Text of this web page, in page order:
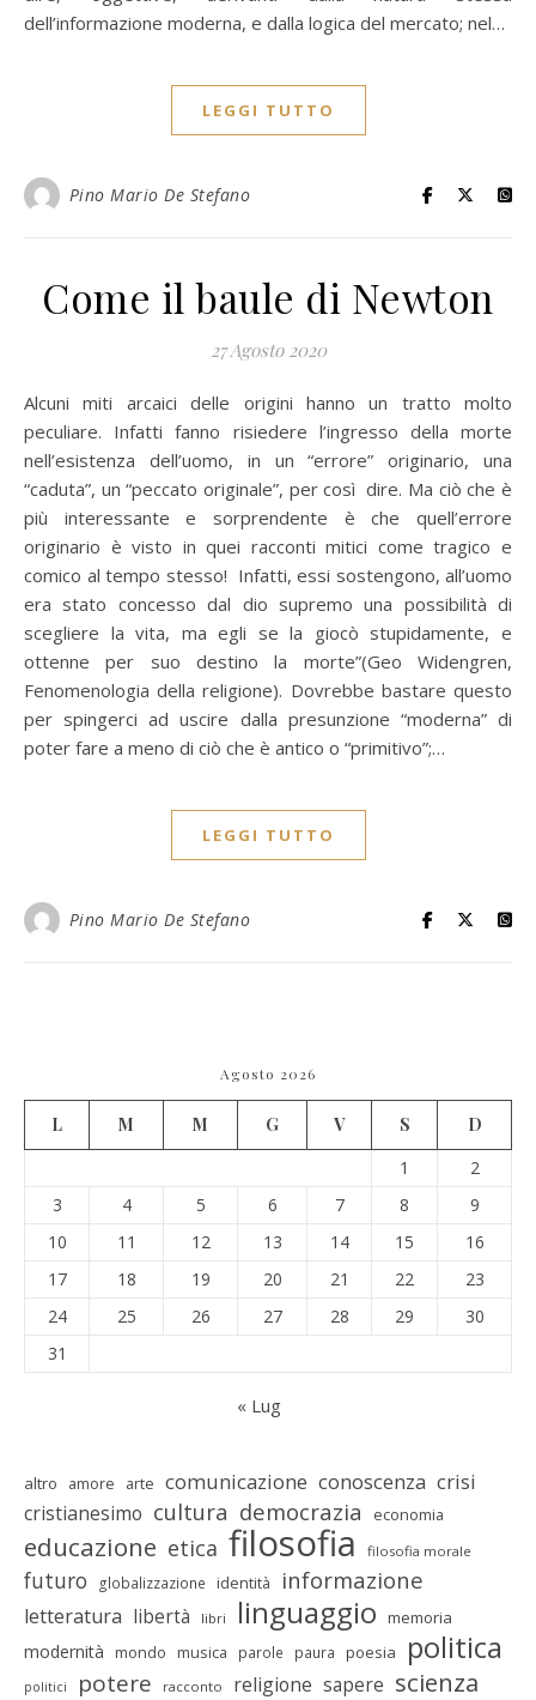
dell’informazione moderna, e dalla logica del mercato; nel…
LEGGI TUTTO
Pino Mario De Stefano
Come il baule di Newton
27 Agosto 2020
Alcuni miti arcaici delle origini hanno un tratto molto
peculiare. Infatti fanno risiedere l’ingresso della morte
nell’esistenza dell’uomo, in un “errore” originario, una
“caduta”, un “peccato originale”, per così dire. Ma ciò che è
più interessante e sorprendente è che quell’errore
originario è visto in quei racconti mitici come tragico e
comico al tempo stesso! Infatti, essi sostengono, all’uomo
era stato concesso dal dio supremo una possibilità di
scegliere la vita, ma egli se la giocò stupidamente, e
ottenne per suo destino la morte”(Geo Widengren,
Fenomenologia della religione). Dovrebbe bastare questo
per spingerci ad uscire dalla presunzione “moderna” di
poter fare a meno di ciò che è antico o “primitivo”;…
LEGGI TUTTO
Pino Mario De Stefano
Agosto 2026
L M M G V S
D
1
2
3
4 5 6 7 8
9
10
11 12 13 14 15
16
17
18 19 20 21 22
23
24
25 26 27 28 29
30
31
« Lug
altro amore arte comunicazione conoscenza crisi
cristianesimo cultura democrazia economia
educazione etica filosofia filosofia morale
futuro globalizzazione identità informazione
letteratura libertà libri linguaggio memoria
modernità mondo musica parole paura poesia politica
politici potere racconto religione sapere scienza